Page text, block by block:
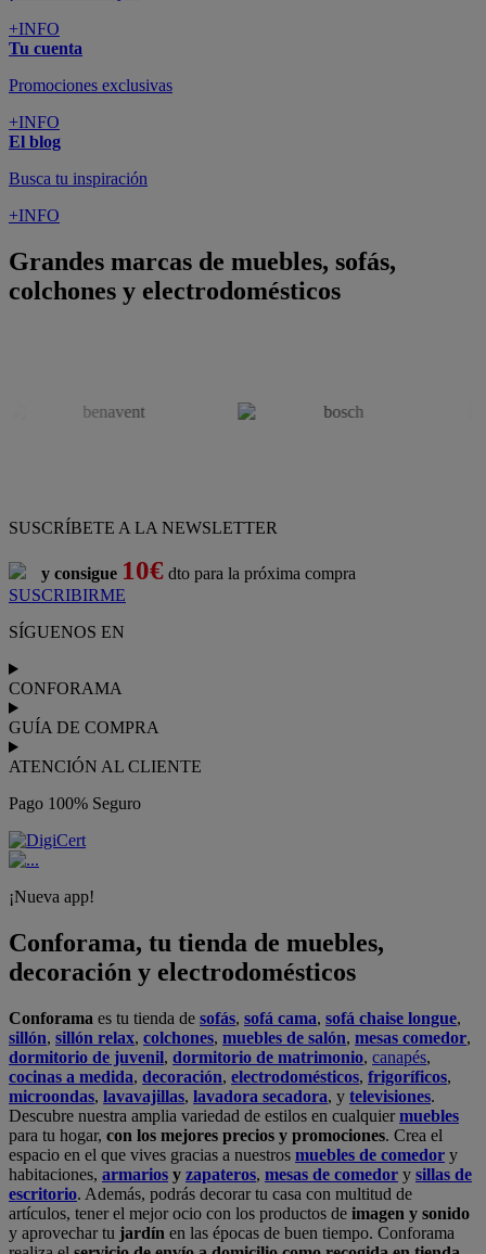
+INFO
Tu cuenta
Promociones exclusivas
+INFO
El blog
Busca tu inspiración
+INFO
Grandes marcas de muebles, sofás,
colchones y electrodomésticos
SUSCRÍBETE A LA NEWSLETTER
y consigue 10€ dto para la próxima compra
SUSCRIBIRME
SÍGUENOS EN
CONFORAMA
GUÍA DE COMPRA
ATENCIÓN AL CLIENTE
Pago 100% Seguro
¡Nueva app!
Conforama, tu tienda de muebles,
decoración y electrodomésticos
Conforama es tu tienda de sofás, sofá cama, sofá chaise longue,
sillón, sillón relax, colchones, muebles de salón, mesas comedor,
dormitorio de juvenil, dormitorio de matrimonio, canapés,
cocinas a medida, decoración, electrodomésticos, frigoríficos,
microondas, lavavajillas, lavadora secadora, y televisiones.
Descubre nuestra amplia variedad de estilos en cualquiermuebles
para tu hogar, con los mejores precios y promociones. Crea el
espacio en el que vives gracias a nuestros muebles de comedor y
habitaciones, armarios y zapateros, mesas de comedor y sillas de
escritorio. Además, podrás decorar tu casa con multitud de
artículos, tener el mejor ocio con los productos de imagen y sonido
y aprovechar tu jardín en las épocas de buen tiempo. Conforama